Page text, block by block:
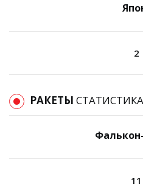
2
РАКЕТЫ СТАТИСТИКА
11